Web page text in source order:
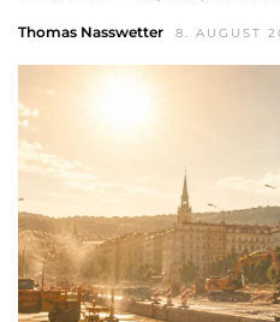
Thomas Nasswetter 8. AUGUST